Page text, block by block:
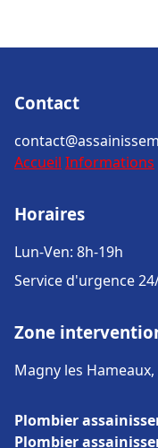
Contact
Accueil Informations
Horaires
Lun-Ven: 8h-19h
Service d'urgence
Zone
Magny les Hameaux,
Plombier
Plombier